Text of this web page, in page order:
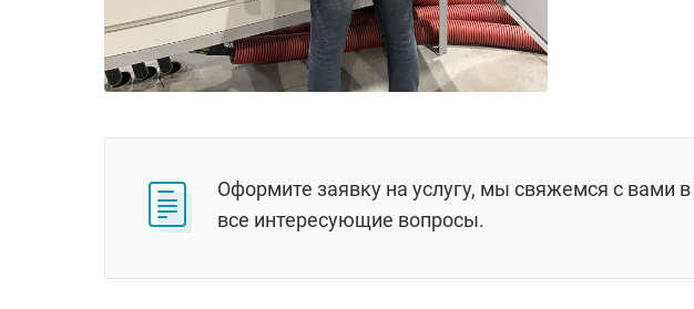
Оформите заявку на услугу, мы свяжемся с вами
все интересующие вопросы.